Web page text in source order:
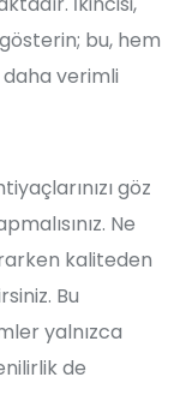
bu, hem
daha verimli
göz
Ne
kaliteden
Bu
yalnızca
de